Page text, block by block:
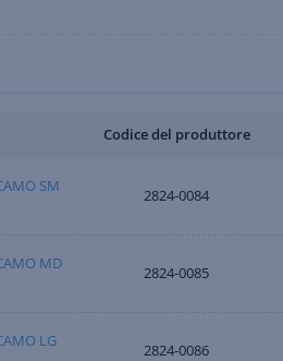
Codice del produttore
SM
2824-0084
MD
2824-0085
LG
2824-0086